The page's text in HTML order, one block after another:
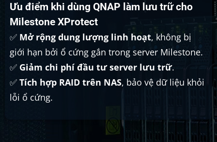
Ưu điểm khi dùng QNAP làm lưu trữ cho
Milestone XProtect
✅ Mở rộng dung lượng linh hoạt, không bị
giới hạn bởi ổ cứng gắn trong server Milestone.
✅ Giảm chi phí đầu tư server lưu trữ.
✅ Tích hợp RAID trên NAS, bảo vệ dữ liệu khỏi
lỗi ổ cứng.